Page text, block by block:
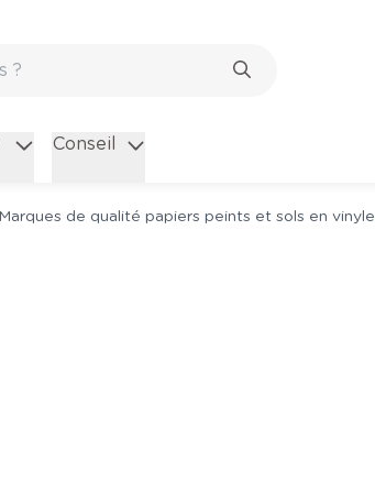
Conseil
de qualité papiers peints et sols en vinyle